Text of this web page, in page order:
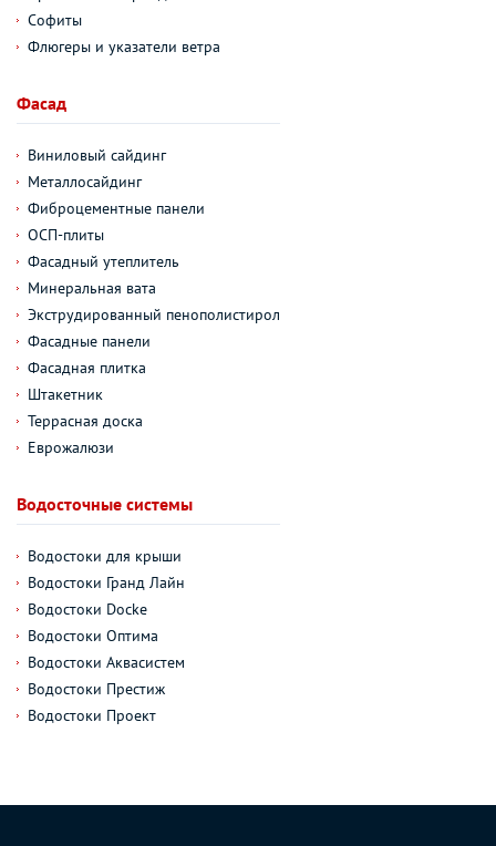
Софиты
Флюгеры и указатели ветра
Фасад
Виниловый сайдинг
Металлосайдинг
Фиброцементные панели
ОСП-плиты
Фасадный утеплитель
Минеральная вата
Экструдированный пенополистирол
Фасадные панели
Фасадная плитка
Штакетник
Террасная доска
Еврожалюзи
Водосточные системы
Водостоки для крыши
Водостоки Гранд Лайн
Водостоки Docke
Водостоки Оптима
Водостоки Аквасистем
Водостоки Престиж
Водостоки Проект